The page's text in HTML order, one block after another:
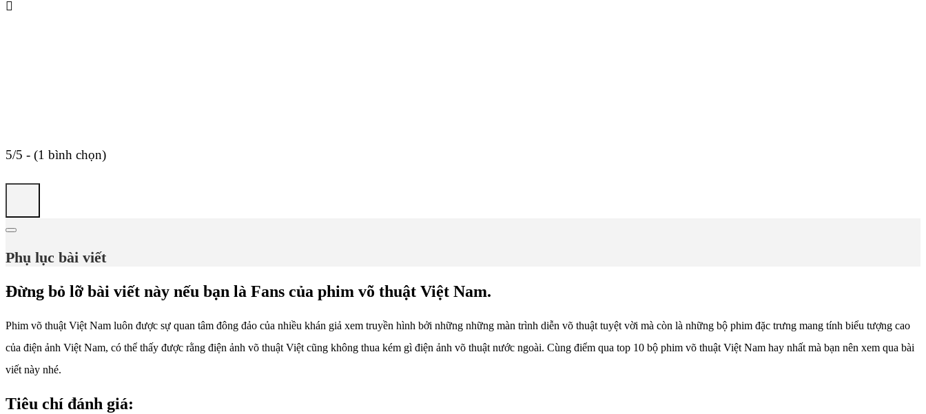
5/5 - (1 bình chọn)
Phụ lục bài viết
Đừng bỏ lỡ bài viết này nếu bạn là Fans của phim võ thuật Việt Nam.
Phim võ thuật Việt Nam luôn được sự quan tâm đông đảo của nhiều khán giả xem truyền hình bởi những những màn trình diễn võ thuật tuyệt vời mà còn là những bộ phim đặc trưng mang tính biểu tượng cao
của điện ảnh Việt Nam, có thể thấy được rằng điện ảnh võ thuật Việt cũng không thua kém gì điện ảnh võ thuật nước ngoài. Cùng điểm qua top 10 bộ phim võ thuật Việt Nam hay nhất mà bạn nên xem qua bài
viết này nhé.
Tiêu chí đánh giá: